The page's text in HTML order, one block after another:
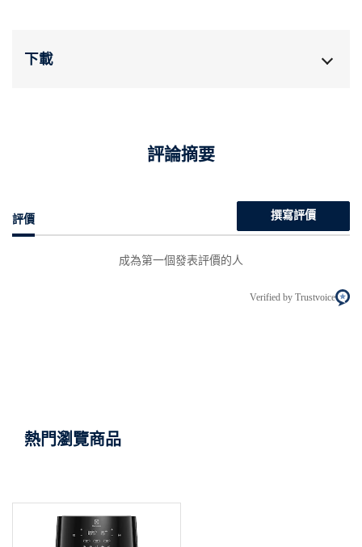
下載
評論摘要
評價 撰寫評價
成為第一個發表評價的人
Verified by Trustvoice
熱門瀏覽商品